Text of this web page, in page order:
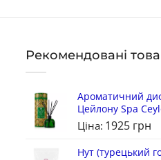
Рекомендовані
Ароматичний
Цейлону Spa
Ціна: 1925 грн
Нут (турецький